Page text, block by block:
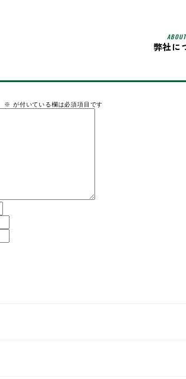
弊社に
オーエヌグループ
※ が付いている欄は必須項目です